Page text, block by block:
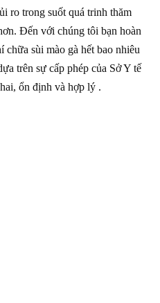
ro trong suốt quá trinh thăm
Đến với chúng tôi bạn hoàn
sùi mào gà hết bao nhiêu
trên sự cấp phép của Sở Y tế
ổn định và hợp lý .